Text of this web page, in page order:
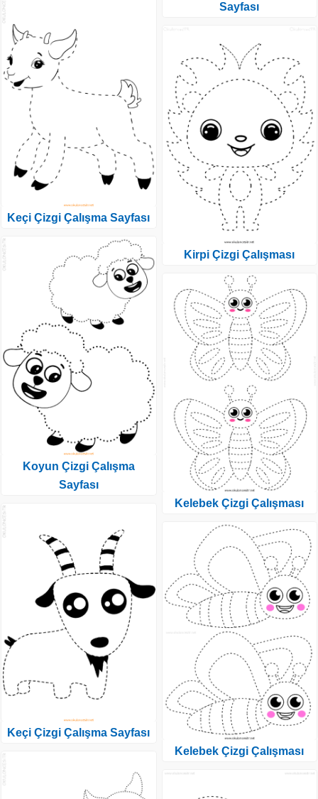
Keçi Çizgi Çalışma Sayfası
Koyun Çizgi Çalışma
Sayfası
Keçi Çizgi Çalışma Sayfası
Sayfası
Kirpi Çizgi Çalışması
Kelebek Çizgi Çalışması
Kelebek Çizgi Çalışması